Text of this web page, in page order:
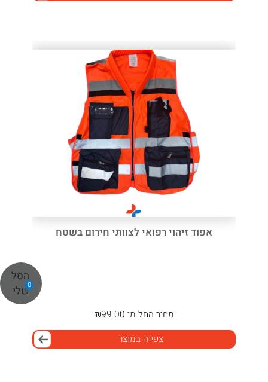
0
הסל
שלי
אפוד זיהוי רפואי לצוותי חירום בשטח
מחיר החל מ־ ₪99.00
צפייה במוצר